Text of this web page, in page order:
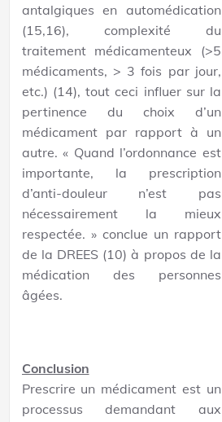
antalgiques en automédication
(15,16), complexité du
traitement médicamenteux (>5
médicaments, > 3 fois par jour,
etc.) (14), tout ceci influer sur la
pertinence du choix d’un
médicament par rapport à un
autre. « Quand l’ordonnance est
importante, la prescription
d’anti-douleur n’est pas
nécessairement la mieux
respectée. » conclue un rapport
de la DREES (10) à propos de la
médication des personnes
âgées.
Conclusion
Prescrire un médicament est un
processus demandant aux